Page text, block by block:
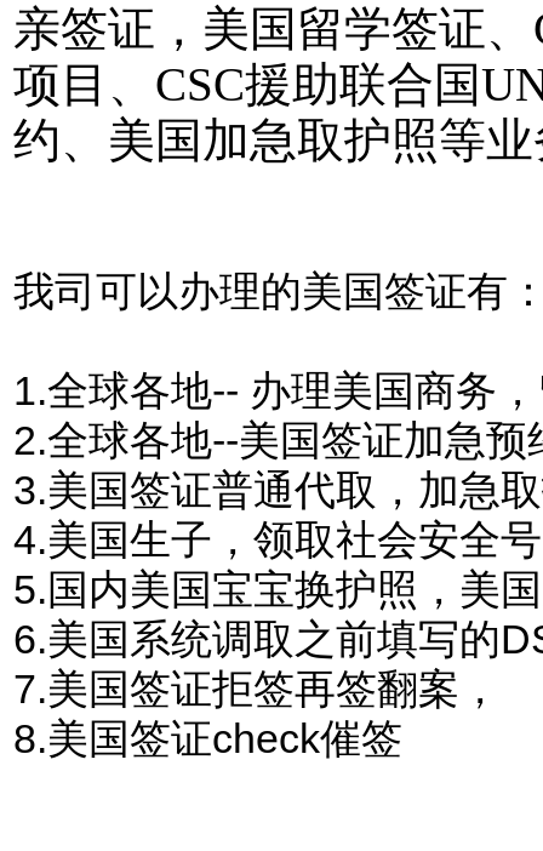
亲签证，美国留学签证
项目、CSC援助联合国
约、美国加急取护照等
我司可以办理的美国签证有
1.全球各地-- 办理美国商务
2.全球各地--美国签证加急预
3.美国签证普通代取，加急
4.美国生子，领取社会安全
5.国内美国宝宝换护照，美
6.美国系统调取之前填写的
7.美国签证拒签再签翻案，
8.美国签证check催签